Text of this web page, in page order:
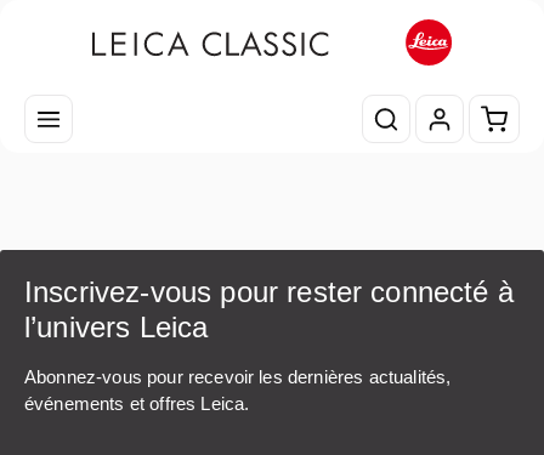
Le
Inscrivez-vous pour rester connecté à
l’univers Leica
Abonnez-vous pour recevoir les dernières actualités,
événements et offres Leica.